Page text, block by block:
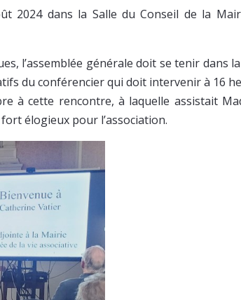
2024 dans la Salle du Conseil de la
l’assemblée générale doit se tenir dans
du conférencier qui doit intervenir à 16
à cette rencontre, à laquelle assistait
élogieux pour l’association.